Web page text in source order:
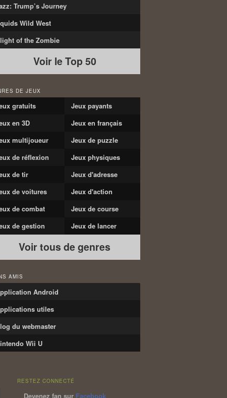
Trump’s Journey
Wild West
of the Zombie
Voir le Top 50
DE JEUX
gratuits
Jeux payants
en 3D
Jeux en français
multijoueur
Jeux de puzzle
de réflexion
Jeux physiques
de tir
Jeux d'adresse
de voitures
Jeux d'action
de combat
Jeux de course
de gestion
Jeux de lancer
Voir tous de genres
AMIS
Android
utiles
du webmaster
Wii U
RESTEZ CONNECTÉ
Devenez fan sur Facebook